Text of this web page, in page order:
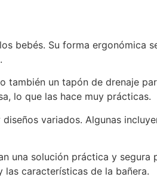
bebés. Su forma ergonómica
también un tapón de drenaje
lo que las hace muy prácticas.
variados. Algunas
una solución práctica y segura
las características de la bañera.